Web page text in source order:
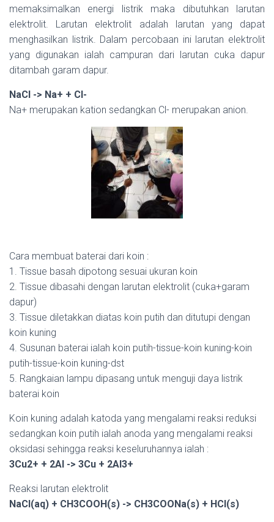
memaksimalkan energi listrik maka dibutuhkan larutan
elektrolit. Larutan elektrolit adalah larutan yang dapat
menghasilkan listrik. Dalam percobaan ini larutan elektrolit
yang digunakan ialah campuran dari larutan cuka dapur
ditambah garam dapur.
NaCl -> Na+ + Cl-
Na+ merupakan kation sedangkan Cl- merupakan anion.
Cara membuat baterai dari koin :
1. Tissue basah dipotong sesuai ukuran koin
2. Tissue dibasahi dengan larutan elektrolit (cuka+garam
dapur)
3. Tissue diletakkan diatas koin putih dan ditutupi dengan
koin kuning
4. Susunan baterai ialah koin putih-tissue-koin kuning-koin
putih-tissue-koin kuning-dst
5. Rangkaian lampu dipasang untuk menguji daya listrik
baterai koin
Koin kuning adalah katoda yang mengalami reaksi reduksi
sedangkan koin putih ialah anoda yang mengalami reaksi
oksidasi sehingga reaksi keseluruhannya ialah :
3Cu2+ + 2Al -> 3Cu + 2Al3+
Reaksi larutan elektrolit
NaCl(aq) + CH3COOH(s) -> CH3COONa(s) + HCl(s)